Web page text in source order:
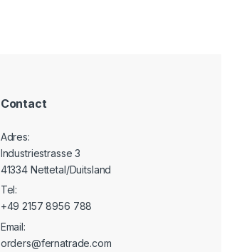
Contact
Adres:
Industriestrasse 3
41334 Nettetal/Duitsland
Tel:
+49 2157 8956 788
Email:
orders@fernatrade.com